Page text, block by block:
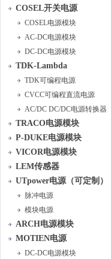
COSEL开关电源
COSEL电源模块
AC-DC电源模块
DC-DC电源模块
TDK-Lambda
TDK可编程电源
CVCC可编程直流电源
AC/DC DC/DC电源转换器
TRACO电源模块
P-DUKE电源模块
VICOR电源模块
LEM传感器
UTpower电源（可定制）
脉冲电源
模块电源
ARCH电源模块
MOTIEN电源
DC-DC电源模块